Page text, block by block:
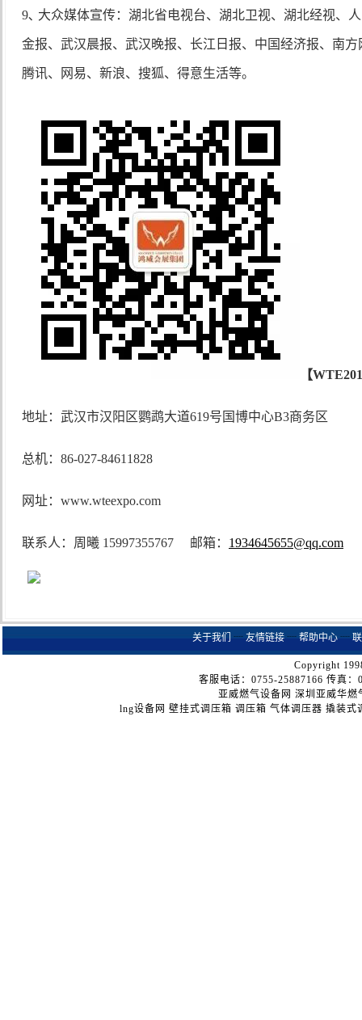
9､ 大众媒体宣传：湖北省电视台、湖北卫视、湖北经视、
金报、武汉晨报、武汉晚报、长江日报、中国经济报、南
腾讯、网易、新浪、搜狐、得意生活等。
【
地址：武汉市汉阳区鹦鹉大道619号国博中心B3商务区
总机： 86-027-84611828
网址： www.wteexpo.com
联系人：周曦 15997355767 邮箱： 1934645655@qq.com
关于我们 ┈ 友情链接 ┈ 帮助中心 ┈
Copyright
客服电话：0755-25887166 传真
亚威燃气设备网 深圳亚威华
lng设备网 壁挂式调压箱 调压箱 气体调压器 撬装式